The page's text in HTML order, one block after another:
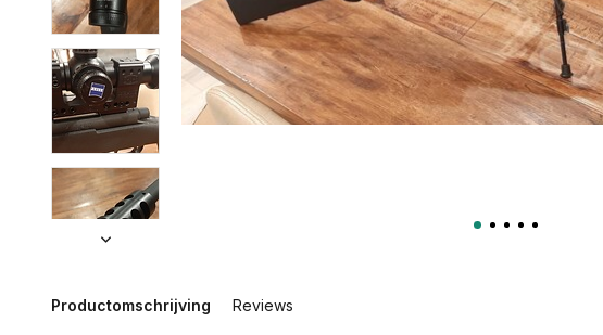
Productomschrijving Reviews